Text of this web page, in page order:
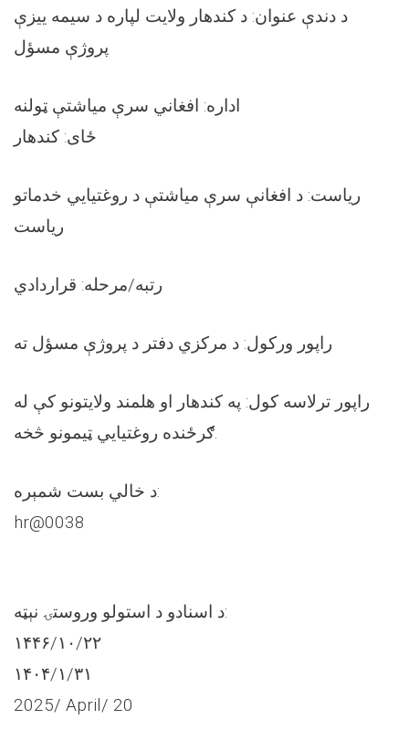
د دندې عنوان: د کندهار ولایت لپاره د سیمه ییزې
پروژې مسؤل
اداره: افغاني سرې میاشتې ټولنه
ځای: کندهار
ریاست: د افغانې سرې میاشتې د روغتیایي خدماتو
ریاست
رتبه/مرحله: قراردادي
راپور ورکول: د مرکزي دفتر د پروژې مسؤل ته
راپور ترلاسه کول: په کندهار او هلمند ولایتونو کې له
د خالي بست شمېره:
hr@0038
د اسنادو د استولو وروستۍ نېټه:
۱۴۴۶/۱۰/۲۲
۱۴۰۴/۱/۳١
2025/ April/ 20